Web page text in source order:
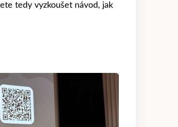
tedy vyzkoušet návod, jak